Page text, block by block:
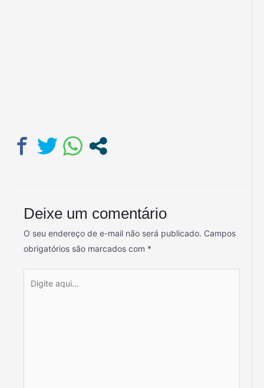
Deixe um comentário
O seu endereço de e-mail não será publicado. Campos
obrigatórios são marcados com *